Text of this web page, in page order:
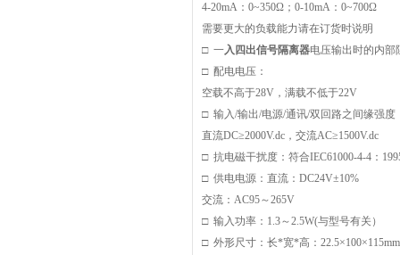
4-20mA ：0~350Ω；0-10mA：0~700Ω
需要更大的负载能力请在订货时说明
□ 一入四出信号隔离器电压输出时的内部
□ 配电电压：
空载不高于28V，满载不低于22V
□ 输入/输出/电源/通讯/双回路之间缘强度
直流DC≥2000V.dc，交流AC≥1500V.dc
□ 抗电磁干扰度：符合IEC61000-4-4：
□ 供电电源：直流：DC24V±10%
交流：AC95～265V
□ 输入功率：1.3～2.5W(与型号有关）
□ 外形尺寸：长*宽*高：22.5×100×115mm